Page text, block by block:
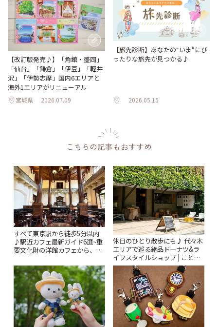
【改訂版発売♪】「角館・盛岡」
「仙台」「鎌倉」「伊豆」「軽井
沢」「伊勢志摩」国内6エリアと
海外1エリアがリニューアル
宮城県 2026.07.09
【旅先診断】あなたの“いま”にぴ
ったりな旅先が見つかる♪
2026.05.15
こちらの記事もおすすめ
すべて東京駅から徒歩5分以内
♪駅近カフェ最新ガイド6選~重
要文化財の洋館カフェから、改
りっぷ
休日のひとり散歩にも♪ 代々木
エリアで巡る絶品ドーナツ&ラ
イフスタイルショップ | ことり
っぷ